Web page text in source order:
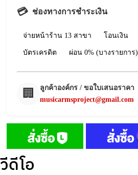
💳 ช่องทางการชำระเงิน
จ่ายหน้าร้าน 13 สาขา โอนเงิน
บัตรเครดิต ผ่อน 0% (บางรายการ)
🏢
ลูกค้าองค์กร / ขอใบเสนอราคา
musicarmsproject@gmail.com
วีดีโอ